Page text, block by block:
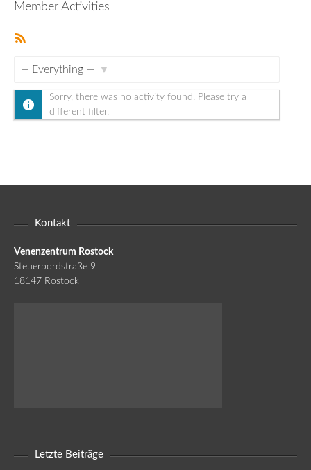
Member Activities
Sorry, there was no activity found. Please try a
different filter.
Kontakt
Venenzentrum Rostock
Steuerbordstraße 9
18147 Rostock
Letzte Beiträge